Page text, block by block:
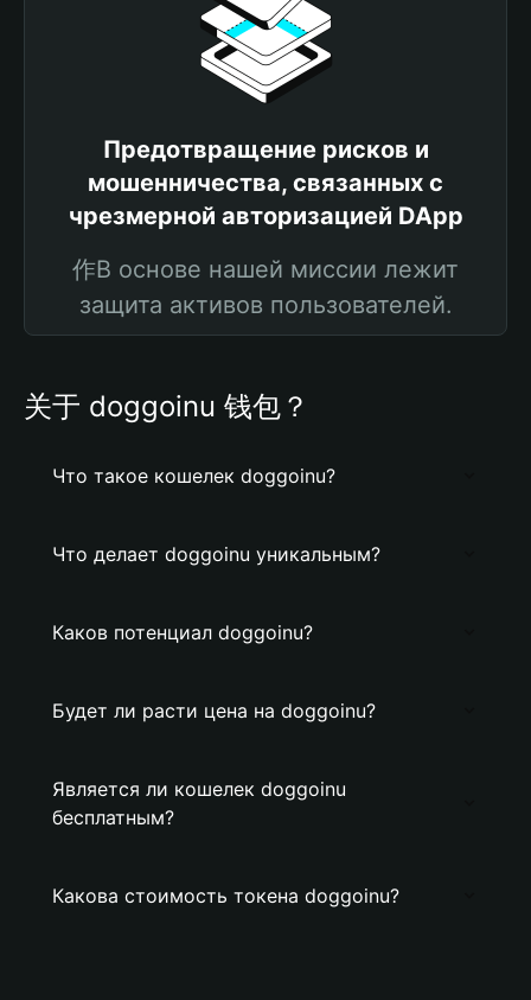
Предотвращение рисков и
мошенничества, связанных с
чрезмерной авторизацией DApp
作В основе нашей миссии лежит
защита активов пользователей.
关于 doggoinu 钱包？
Что такое кошелек doggoinu?
Что делает doggoinu уникальным?
Каков потенциал doggoinu?
Будет ли расти цена на doggoinu?
Является ли кошелек doggoinu
бесплатным?
Какова стоимость токена doggoinu?